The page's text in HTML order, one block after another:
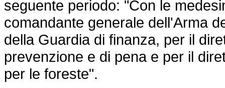
seguente periodo: "Con le
comandante generale dell'Arma
della Guardia di finanza, per il
prevenzione e di pena e per il
per le foreste".